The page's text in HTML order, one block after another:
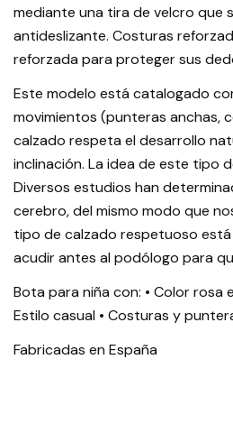
mediante una tira de velcro que
antideslizante. Costuras
reforzada para proteger sus
Este modelo está catalogado
movimientos (punteras anchas,
calzado respeta el desarrollo
inclinación. La idea de este tipo
Diversos estudios han
cerebro, del mismo modo que
tipo de calzado respetuoso
acudir antes al podólogo para
Bota para niña con: • Color rosa
Estilo casual • Costuras y
Fabricadas en España